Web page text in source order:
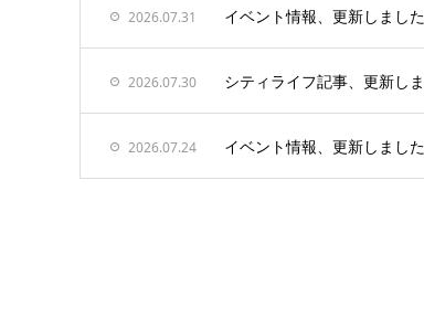
2026.07.31 イベント情報、更新しました
2026.07.30 シティライフ記事、更新し
2026.07.24 イベント情報、更新しました